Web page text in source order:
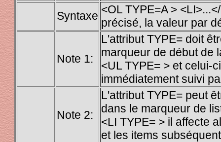
Syntaxe <OL TYPE=A >
précisé, la valeur par
Note 1:
L'attribut TYPE= doit
marqueur de début de
<UL TYPE= > et celui-
immédiatement suivi
Note 2:
L'attribut TYPE= peut
dans le marqueur de
<LI TYPE= > il affecte
et les items